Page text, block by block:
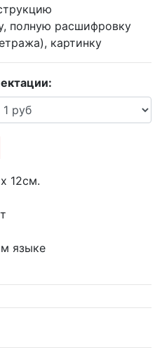
полную расшифровку
картинку
12см.
языке